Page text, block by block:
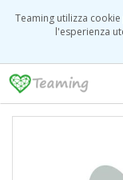
Teaming utilizza
l'esperienza